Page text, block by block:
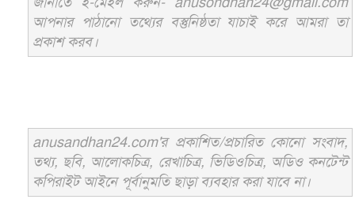
আপনার পাঠানো তথ্যের বস্তুনিষ্ঠতা যাচাই করে আমরা তা
প্রকাশ করব।
anusandhan24.com'র প্রকাশিত/প্রচারিত কোনো সংবাদ,
তথ্য, ছবি, আলোকচিত্র, রেখাচিত্র, ভিডিওচিত্র, অডিও কনটেন্ট
কপিরাইট আইনে পূর্বানুমতি ছাড়া ব্যবহার করা যাবে না।